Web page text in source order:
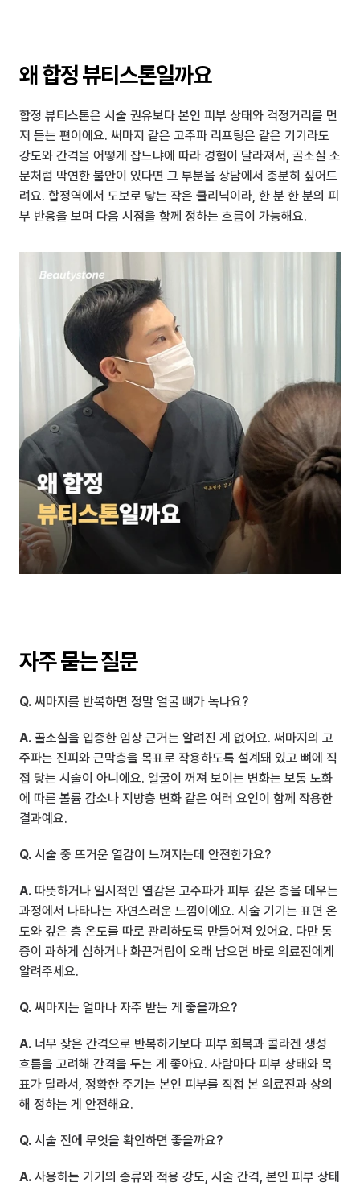
왜 합정 뷰티스톤일까요
합정 뷰티스톤은 시술 권유보다 본인 피부 상태와 걱정거리를 먼
저 듣는 편이에요. 써마지 같은 고주파 리프팅은 같은 기기라도
강도와 간격을 어떻게 잡느냐에 따라 경험이 달라져서, 골소실 소
문처럼 막연한 불안이 있다면 그 부분을 상담에서 충분히 짚어드
려요. 합정역에서 도보로 닿는 작은 클리닉이라, 한 분 한 분의 피
부 반응을 보며 다음 시점을 함께 정하는 흐름이 가능해요.
자주 묻는 질문
Q. 써마지를 반복하면 정말 얼굴 뼈가 녹나요?
A. 골소실을 입증한 임상 근거는 알려진 게 없어요. 써마지의 고
주파는 진피와 근막층을 목표로 작용하도록 설계돼 있고 뼈에 직
접 닿는 시술이 아니에요. 얼굴이 꺼져 보이는 변화는 보통 노화
에 따른 볼륨 감소나 지방층 변화 같은 여러 요인이 함께 작용한
결과예요.
Q. 시술 중 뜨거운 열감이 느껴지는데 안전한가요?
A. 따뜻하거나 일시적인 열감은 고주파가 피부 깊은 층을 데우는
과정에서 나타나는 자연스러운 느낌이에요. 시술 기기는 표면 온
도와 깊은 층 온도를 따로 관리하도록 만들어져 있어요. 다만 통
증이 과하게 심하거나 화끈거림이 오래 남으면 바로 의료진에게
알려주세요.
Q. 써마지는 얼마나 자주 받는 게 좋을까요?
A. 너무 잦은 간격으로 반복하기보다 피부 회복과 콜라겐 생성
흐름을 고려해 간격을 두는 게 좋아요. 사람마다 피부 상태와 목
표가 달라서, 정확한 주기는 본인 피부를 직접 본 의료진과 상의
해 정하는 게 안전해요.
Q. 시술 전에 무엇을 확인하면 좋을까요?
A. 사용하는 기기의 종류와 적용 강도, 시술 간격, 본인 피부 상태